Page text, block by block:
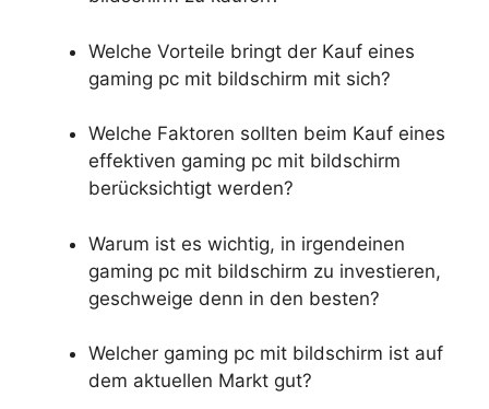
Welche Vorteile bringt der Kauf eines
gaming pc mit bildschirm mit sich?
Welche Faktoren sollten beim Kauf eines
effektiven gaming pc mit bildschirm
berücksichtigt werden?
Warum ist es wichtig, in irgendeinen
gaming pc mit bildschirm zu investieren,
geschweige denn in den besten?
Welcher gaming pc mit bildschirm ist auf
dem aktuellen Markt gut?